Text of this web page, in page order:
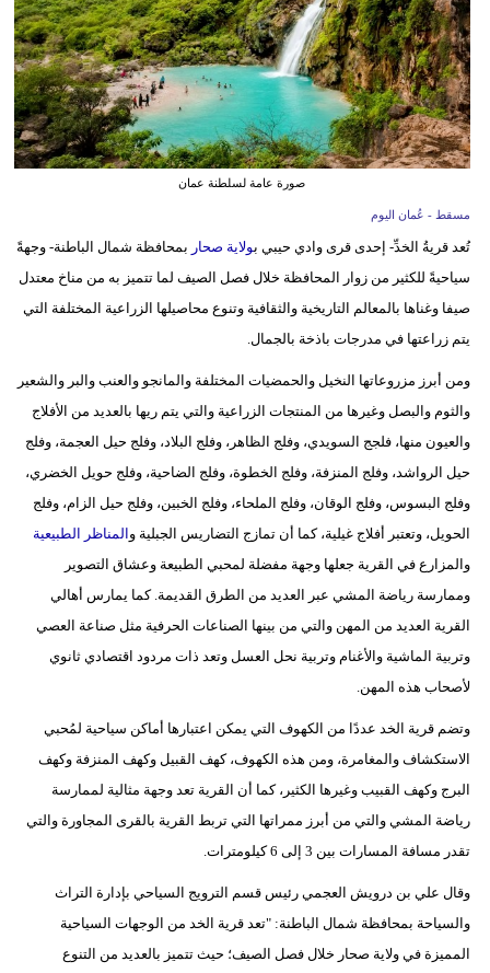
أخبار
إعلام
تعليم
مرأة
وتكنولوجيا
بيئة
أبراج
فيديو
سيارات
صورة عامة لسلطنة عمان
مسقط - عُمان اليوم
تُعد قريةُ الخدِّ- إحدى قرى وادي حيبي بولاية صحار بمحافظة شمال الباطنة- وجهةً
سياحيةً للكثير من زوار المحافظة خلال فصل الصيف لما تتميز به من مناخ معتدل
صيفا وغناها بالمعالم التاريخية والثقافية وتنوع محاصيلها الزراعية المختلفة التي
يتم زراعتها في مدرجات باذخة بالجمال.
ومن أبرز مزروعاتها النخيل والحمضيات المختلفة والمانجو والعنب والبر والشعير
والثوم والبصل وغيرها من المنتجات الزراعية والتي يتم ريها بالعديد من الأفلاج
والعيون منها، فلجج السويدي، وفلج الظاهر، وفلج البلاد، وفلج حيل العجمة، وفلج
حيل الرواشد، وفلج المنزفة، وفلج الخطوة، وفلج الضاحية، وفلج حويل الخضري،
وفلج البسوس، وفلج الوقان، وفلج الملحاء، وفلج الخبين، وفلج حيل الزام، وفلج
الحويل، وتعتبر أفلاج غيلية، كما أن تمازج التضاريس الجبلية و المناظر الطبيعية
والمزارع في القرية جعلها وجهة مفضلة لمحبي الطبيعة وعشاق التصوير
وممارسة رياضة المشي عبر العديد من الطرق القديمة. كما يمارس أهالي
القرية العديد من المهن والتي من بينها الصناعات الحرفية مثل صناعة العصي
وتربية الماشية والأغنام وتربية نحل العسل وتعد ذات مردود اقتصادي ثانوي
لأصحاب هذه المهن.
وتضم قرية الخد عددًا من الكهوف التي يمكن اعتبارها أماكن سياحية لمُحبي
الاستكشاف والمغامرة، ومن هذه الكهوف، كهف القبيل وكهف المنزفة وكهف
البرج وكهف القبيب وغيرها الكثير، كما أن القرية تعد وجهة مثالية لممارسة
رياضة المشي والتي من أبرز ممراتها التي تربط القرية بالقرى المجاورة والتي
تقدر مسافة المسارات بين 3 إلى 6 كيلومترات.
وقال علي بن درويش العجمي رئيس قسم الترويج السياحي بإدارة التراث
والسياحة بمحافظة شمال الباطنة: "تعد قرية الخد من الوجهات السياحية
المميزة في ولاية صحار خلال فصل الصيف؛ حيث تتميز بالعديد من التنوع